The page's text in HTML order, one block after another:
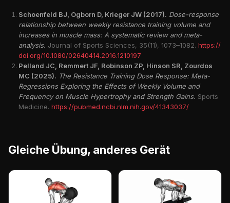
Schoenfeld BJ, Ogborn D, Krieger JW (2017). Dose-response
relationship between weekly resistance training volume and
increases in muscle mass: A systematic review and meta-
analysis. Journal of Sports Sciences, 35(11), 1073–1082. https://
doi.org/10.1080/02640414.2016.1210197
Pelland JC, Remmert JF, Robinson ZP, Hinson SR, Zourdos
MC (2025). The Resistance Training Dose Response: Meta-
Regressions Exploring the Effects of Weekly Volume and
Frequency on Muscle Hypertrophy and Strength Gains. Sports
Medicine. https://pubmed.ncbi.nlm.nih.gov/41343037/
Gleiche Übung, anderes Gerät